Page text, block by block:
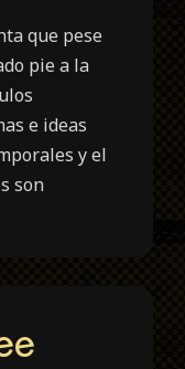
que pese
pie a la
e ideas
y el
son